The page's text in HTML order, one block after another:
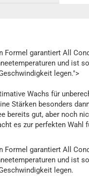
Formel garantiert All
und ist
legen.">
Wachs für
Stärken besonders
bereits gut, aber noch
es zur perfekten Wahl
Formel garantiert All
und ist
legen.